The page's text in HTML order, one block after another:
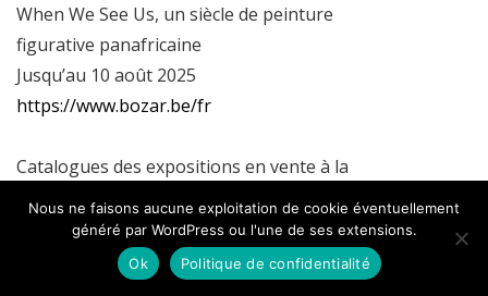
When We See Us, un siècle de peinture
figurative panafricaine
Jusqu’au 10 août 2025
https://www.bozar.be/fr
Catalogues des expositions en vente à la
librairie
Nous ne faisons aucune exploitation de cookie éventuellement
généré par WordPress ou l'une de ses extensions.
Ok
Politique de confidentialité